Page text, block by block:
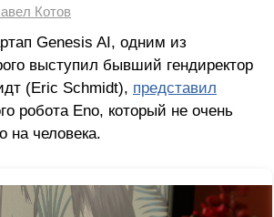
Котов
Genesis AI, одним из
выступил бывший гендиректор
(Eric Schmidt), представил
робота Eno, который не очень
на человека.